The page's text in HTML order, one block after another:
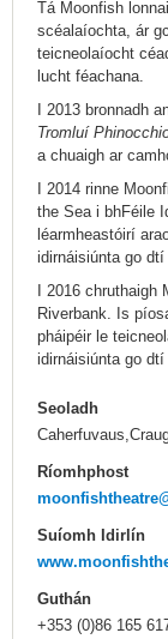
Tá Moonfish
scéalaíochta, ár
teicneolaíocht
lucht féachana.
I 2013 bronnadh
Tromluí
a chuaigh ar
I 2014 rinne
the Sea i bhFéile
léarmheastóirí
idirnáisiúnta go
I 2016 chruthaigh
Riverbank. Is
pháipéir le
idirnáisiúnta go
Seoladh
Ríomhphost
Suíomh Idirlín
Guthán
+353 (0)86 165